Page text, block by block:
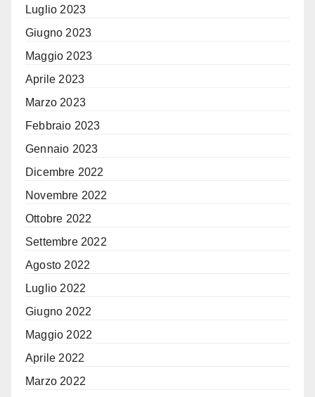
Luglio 2023
Giugno 2023
Maggio 2023
Aprile 2023
Marzo 2023
Febbraio 2023
Gennaio 2023
Dicembre 2022
Novembre 2022
Ottobre 2022
Settembre 2022
Agosto 2022
Luglio 2022
Giugno 2022
Maggio 2022
Aprile 2022
Marzo 2022